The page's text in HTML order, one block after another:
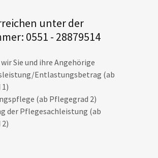
unter der
‎0551 - 28879514
Sie und ihre Angehörige
Entlastungsbetrag (ab
(ab Pflegegrad 2)
der Pflegesachleistung (ab